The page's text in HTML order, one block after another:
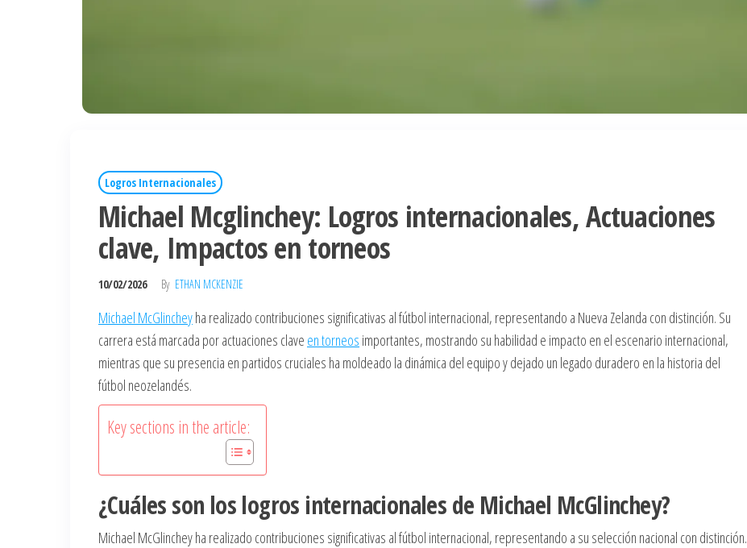
Logros Internacionales
Michael Mcglinchey: Logros internacionales, Actuaciones
clave, Impactos en torneos
10/02/2026 By ETHAN MCKENZIE
Michael McGlincheyha realizado contribuciones significativas al fútbol internacional, representando a Nueva Zelanda con distinción. Su
carrera está marcada por actuaciones clave en torneos importantes, mostrando su habilidad e impacto en el escenario internacional,
mientras que su presencia en partidos cruciales ha moldeado la dinámica del equipo y dejado un legado duradero en la historia del
fútbol neozelandés.
Key sections in the article:
¿Cuáles son los logros internacionales de Michael McGlinchey?
Michael McGlinchey ha realizado contribuciones significativas al fútbol internacional, representando a su selección nacional con distinción.